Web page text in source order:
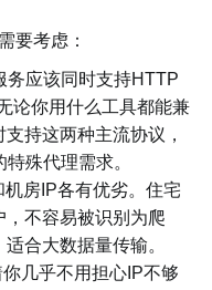
要考虑：
务应该同时支持HTTP
论你用什么工具都能兼
持这两种主流协议，
殊代理需求。
机房IP各有优劣。住宅
，不容易被识别为爬
合大数据量传输。
几乎不用担心IP不够